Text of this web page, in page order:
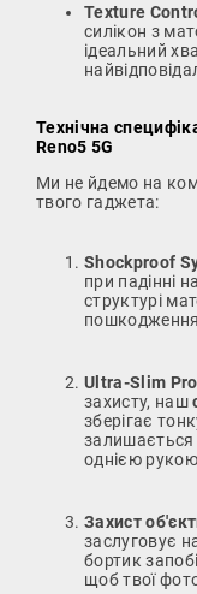
Texture
силікон з
ідеальний
Технічна
Reno5 5G
Ми не йдемо на
твого гаджета:
Shockproof
при падінні
структурі
пошкодження
Ultra-Slim
захисту, наш
зберігає
однією
Захист
заслуговує
бортик
щоб твої